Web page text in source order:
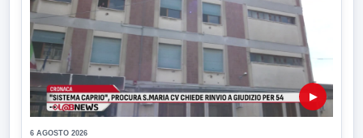
▶
6 AGOSTO 2026